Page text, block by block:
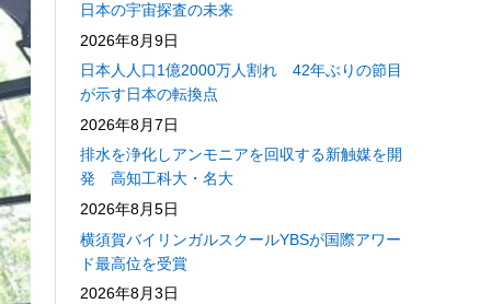
日本の宇宙探査の未来
2026年8月9日
日本人人口1億2000万人割れ 42年ぶりの節目
が示す日本の転換点
2026年8月7日
排水を浄化しアンモニアを回収する新触媒を開
発 高知工科大・名大
2026年8月5日
横須賀バイリンガルスクールYBSが国際アワー
ド最高位を受賞
2026年8月3日